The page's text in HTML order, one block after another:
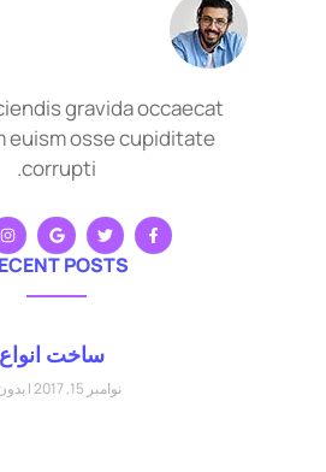
gravida occaecat
euism osse cupiditate
corrupti.
POSTS
ساخت انواع
نوامبر 15, 2017 بدون